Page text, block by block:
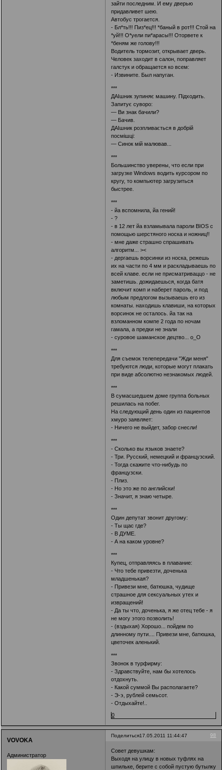
зайти последним. И ему дверью
придавливет шею.
Автобус трогается.
- Бл*ть!!! Пиз*ец!!! *баный в рот!!! Стой на
*уй!!! О*уели пи*арасы!!! Оторвете к
*беням же голову!!!
Водитель тормозит, открывает дверь.
Человек заходит в салон, поправляет
галстук и обращается ко всем:
- Извините. Был напуган.
***
ДАІшник зупиняє машину. Підходить.
Запитує суворо:
— Ви знак бачили?
— Бачив.
ДАІшник розпливається в добрій
посмішці:
— Синок мій малював...
***
Большинство уверены, что если при
загрузке Windows водить курсором по
кругу, то компьютер загрузиться
быстрее.
***
- йа вспомнила, йа гений!
- ?
- в 12 лет йа взламывала пароли BIOS с
помощью шерстяного носка и ножниц!!
- мне даже страшно спрашивать
алгоритм... ><
- дергаешь ворсинки из носка, режешь
их на части по 4 мм и раскладываешь по
всей клаве. если не присматриваццо - не
заметишь. дожидаешься, когда батя
включит комп и наберет пароль, и под
любым предлогом вызываешь его из
комнаты. находишь клавиши, на которых
ворсинок не осталось. йа так на
взломанном компе 2 года по ночам
гамала, а предки не знали
- суровое шаманское децтво... о_О
***
Для съемок телепередачи "Жди меня"
требуются люди, которые могут плакать
при виде абсолютно незнакомых людей.
***
В сумасшедшем доме группа больных
решилась на побег.
На следующий день один из пациентов
хмуро заявляет:
- Ничего не выйдет, забор снесли!
***
- Сколько вы языков знаете?
- Три. Русский, немецкий и французский.
- Тогда скажите что-нибудь по
французски.
- Плиз.
- Но это же по английски!
- Значит, я знаю четыре.
***
Один депутат звонит другому:
- Ты щас где?
- В ДУМЕ.
- А на каком уровне?
***
Купец, отправляясь в плавание:
- Что тебе привезти, доченька
младшенькая?
- Привези мне, батюшка, чудище
страшное для сексуальных утех и
извращений!
- Да ты что, доченька, я же отец тебе - я
не могу этого позволить!
- (вздыхая) Хорошо... пойдем по
длинному пути.... Привези мне, батюшка,
цветочек аленький.
***
Звонок в турфирму:
- Здравствуйте, нам бы хотелось
отдохнуть.
- Какой суммой Вы располагаете?
- Э-э, рублей семьсот.
- Отдыхайте!..
0
Поделиться 98
17.05.2011 11:44:47
VOVOKA
Администратор
Совет девушкам:
Выходя на улицу в новых туфлях на
шпильке, берите с собой пустую бутылку